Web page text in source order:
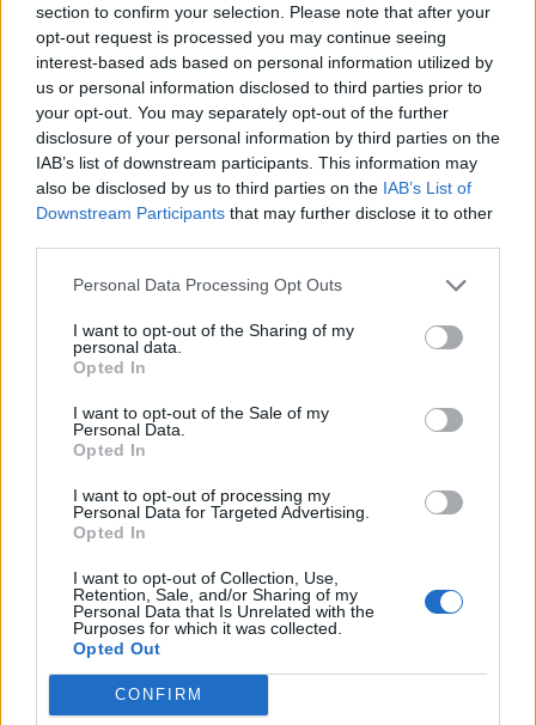
section to confirm your selection. Please note that after your
opt-out request is processed you may continue seeing
interest-based ads based on personal information utilized by
us or personal information disclosed to third parties prior to
your opt-out. You may separately opt-out of the further
disclosure of your personal information by third parties on the
IAB’s list of downstream participants. This information may
also be disclosed by us to third parties on the IAB’s List of
Downstream Participants that may further disclose it to other
Personal Data Processing Opt Outs
I want to opt-out of the Sharing of my
personal data.
Opted In
I want to opt-out of the Sale of my
Personal Data.
Opted In
I want to opt-out of processing my
Personal Data for Targeted Advertising.
Opted In
I want to opt-out of Collection, Use,
Retention, Sale, and/or Sharing of my
Personal Data that Is Unrelated with the
Purposes for which it was collected.
Opted Out
CONFIRM
Νίκος Μουτσινάς: Η εντυπωσιακή βόλτα με
αερόστατο μαζί με την Ευγενία Σαμαρά και τον
Κωνσταντίνο Δέδε στο Μεξικό
Δημήτρης Παπαμιχαήλ: Το συγκινητικό αφιέρωμα
της Finos Film 22 χρόνια μετά τον θάνατό του